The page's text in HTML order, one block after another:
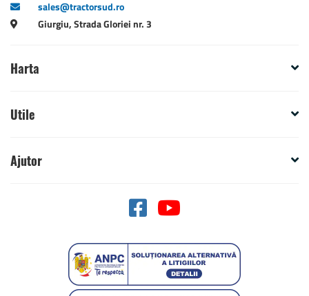
sales@tractorsud.ro
Giurgiu, Strada Gloriei nr. 3
Harta
Utile
Ajutor